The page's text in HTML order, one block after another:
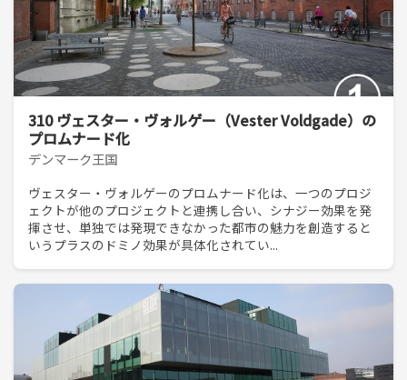
310 ヴェスター・ヴォルゲー（Vester Voldgade）の
プロムナード化
デンマーク王国
ヴェスター・ヴォルゲーのプロムナード化は、一つのプロジ
ェクトが他のプロジェクトと連携し合い、シナジー効果を発
揮させ、単独では発現できなかった都市の魅力を創造すると
いうプラスのドミノ効果が具体化されてい...